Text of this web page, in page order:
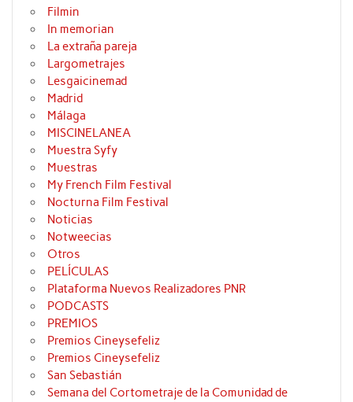
Filmin
In memorian
La extraña pareja
Largometrajes
Lesgaicinemad
Madrid
Málaga
MISCINELANEA
Muestra Syfy
Muestras
My French Film Festival
Nocturna Film Festival
Noticias
Notweecias
Otros
PELÍCULAS
Plataforma Nuevos Realizadores PNR
PODCASTS
PREMIOS
Premios Cineysefeliz
Premios Cineysefeliz
San Sebastián
Semana del Cortometraje de la Comunidad de